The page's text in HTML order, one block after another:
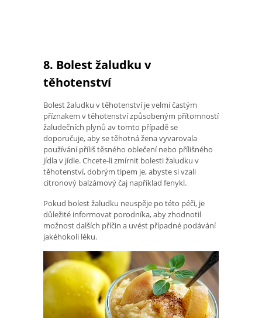
8. Bolest žaludku v
těhotenství
Bolest žaludku v těhotenství je velmi častým
příznakem v těhotenství způsobeným přítomností
žaludečních plynů av tomto případě se
doporučuje, aby se těhotná žena vyvarovala
používání příliš těsného oblečení nebo přílišného
jídla v jídle. Chcete-li zmírnit bolesti žaludku v
těhotenství, dobrým tipem je, abyste si vzali
citronový balzámový čaj například fenykl.
Pokud bolest žaludku neuspěje po této péči, je
důležité informovat porodníka, aby zhodnotil
možnost dalších příčin a uvést případné podávání
jakéhokoli léku.